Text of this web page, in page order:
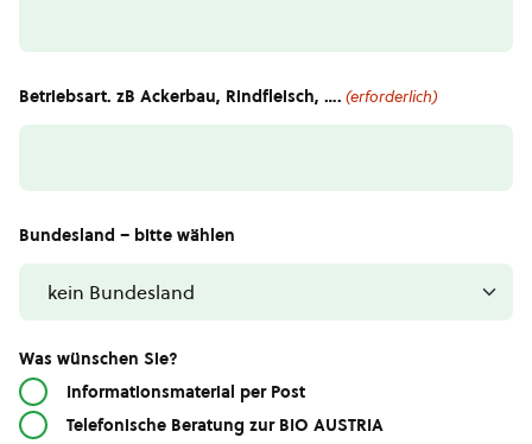
Betriebsart. zB Ackerbau, Rindfleisch, …. (erforderlich)
Bundesland – bitte wählen
Was wünschen Sie?
Informationsmaterial per Post
Telefonische Beratung zur BIO AUSTRIA